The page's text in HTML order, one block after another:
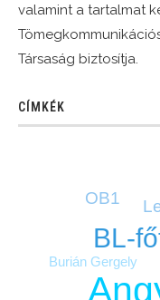
valamint a tartalmat
Társaság biztosítja.
CÍMKÉK
BL-
OB1
Burián Gergely